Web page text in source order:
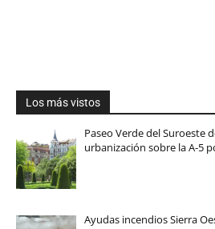
Los más vistos
Paseo Verde del Suroeste
urbanización sobre la A-5
Ayudas incendios Sierra